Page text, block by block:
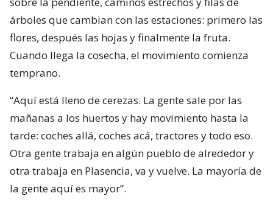
árboles que cambian con las estaciones: primero las
flores, después las hojas y finalmente la fruta.
Cuando llega la cosecha, el movimiento comienza
temprano.
“Aquí está lleno de cerezas. La gente sale por las
mañanas a los huertos y hay movimiento hasta la
tarde: coches allá, coches acá, tractores y todo eso.
Otra gente trabaja en algún pueblo de alrededor y
otra trabaja en Plasencia, va y vuelve. La mayoría de
la gente aquí es mayor”.